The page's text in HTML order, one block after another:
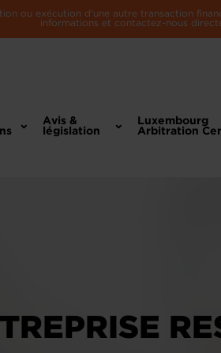
ou exécution d'une autre transaction
informations et contactez-nous
Avis &
législation
Luxembourg
Arbitration